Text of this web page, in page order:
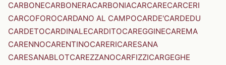
CARBONECARBONERACARBONIACARCARECARCERI
CARCOFOROCARDANO AL CAMPOCARDE'CARDEDU
CARDETOCARDINALECARDITOCAREGGINECAREMA
CARENNOCARENTINOCARERICARESANA
CARESANABLOTCAREZZANOCARFIZZICARGEGHE